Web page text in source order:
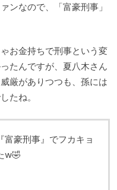
ンなので、「富豪刑事」
お金持ちで刑事という変
たんですが、夏八木さん
厳がありつつも、孫には
たね。
豪刑事』でフカキョ
w🤣